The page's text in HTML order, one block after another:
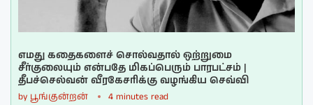
எமது கதைகளைச் சொல்வதால் ஒற்றுமை
சீர்குலையும் என்பதே மிகப்பெரும் பாரபட்சம் |
தீபச்செல்வன் வீரகேசரிக்கு வழங்கிய செவ்வி
by பூங்குன்றன் 4 minutes read